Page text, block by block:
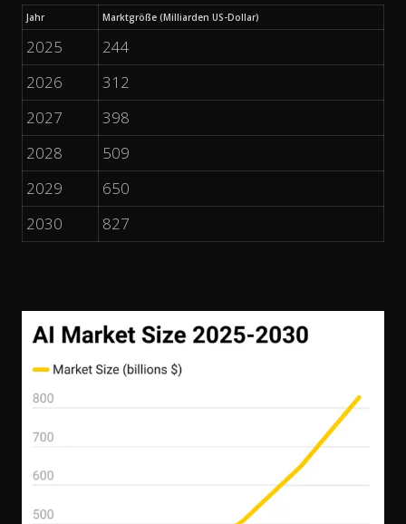
Jahr Marktgröße (Milliarden US-Dollar)
2025
244
2026
312
2027
398
2028
509
2029
650
2030
827